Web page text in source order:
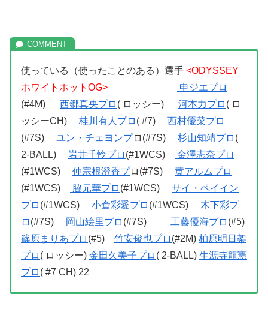
使っている（使ったことのある）選手 <ODYSSEY
ホワイトホットOG>
申ジエプロ
(#4M) 西郷真央プロ ( ロッシー) 河本力プロ ( ロ
ッシーCH)
桂川有人プロ ( #7) 西村優菜プロ
(#7S) ユン・チェヨンプロ(#7S) 杉山知靖プロ (
2-BALL) 岩井千怜プロ (#1WCS)
金澤志奈プロ
(#1WCS) 仲宗根澄香プロ(#7S) 黄アルムプロ
(#1WCS)
脇元華プロ (#1WCS) サイ・ペイイン
プロ (#1WCS) 小倉彩愛プロ (#1WCS) 木下彩プ
ロ (#7S) 岡山絵里プロ (#7S) 工藤優海プロ (#5)
篠原まりあプロ (#5) 竹安俊也プロ (#2M) 柏原明日架
プロ ( ロッシー) 金田久美子プロ ( 2-BALL) 生源寺龍憲
プロ ( #7 CH) 22